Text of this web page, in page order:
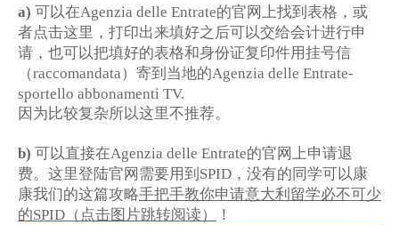
a) 可以在Agenzia delle Entrate的官网上找到表格，或
者点击这里，打印出来填好之后可以交给会计进行申
请，也可以把填好的表格和身份证复印件用挂号信
（raccomandata ）寄到当地的Agenzia delle Entrate-
sportello abbonamenti TV.
因为比较复杂所以这里不推荐。
b) 可以直接在Agenzia delle Entrate的官网上申请退
费。这里登陆官网需要用到SPID ，没有的同学可以康
康我们的这篇攻略手把手教你申请意大利留学必不可少
的SPID （点击图片跳转阅读） ！